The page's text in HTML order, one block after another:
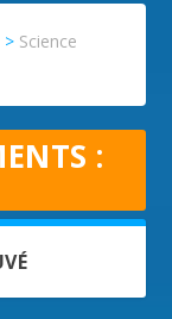
> Science
: